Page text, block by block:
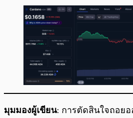
มุมมองผู้เขียน: การตัดสินใจถอย